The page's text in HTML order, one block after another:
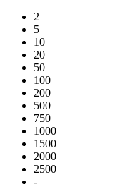
2
5
10
20
50
100
200
500
750
1000
1500
2000
2500
-